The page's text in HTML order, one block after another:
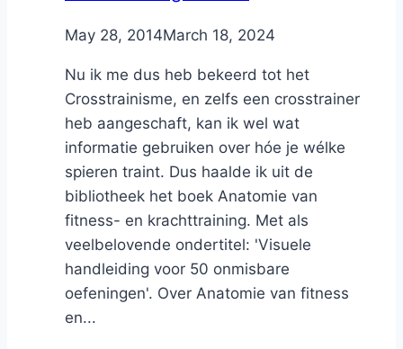
ByNicole
May 28, 2014March 18, 2024
Nu ik me dus heb bekeerd tot het
Crosstrainisme, en zelfs een crosstrainer
heb aangeschaft, kan ik wel wat
informatie gebruiken over hóe je wélke
spieren traint. Dus haalde ik uit de
bibliotheek het boek Anatomie van
fitness- en krachttraining. Met als
veelbelovende ondertitel: 'Visuele
handleiding voor 50 onmisbare
oefeningen'. Over Anatomie van fitness
en...